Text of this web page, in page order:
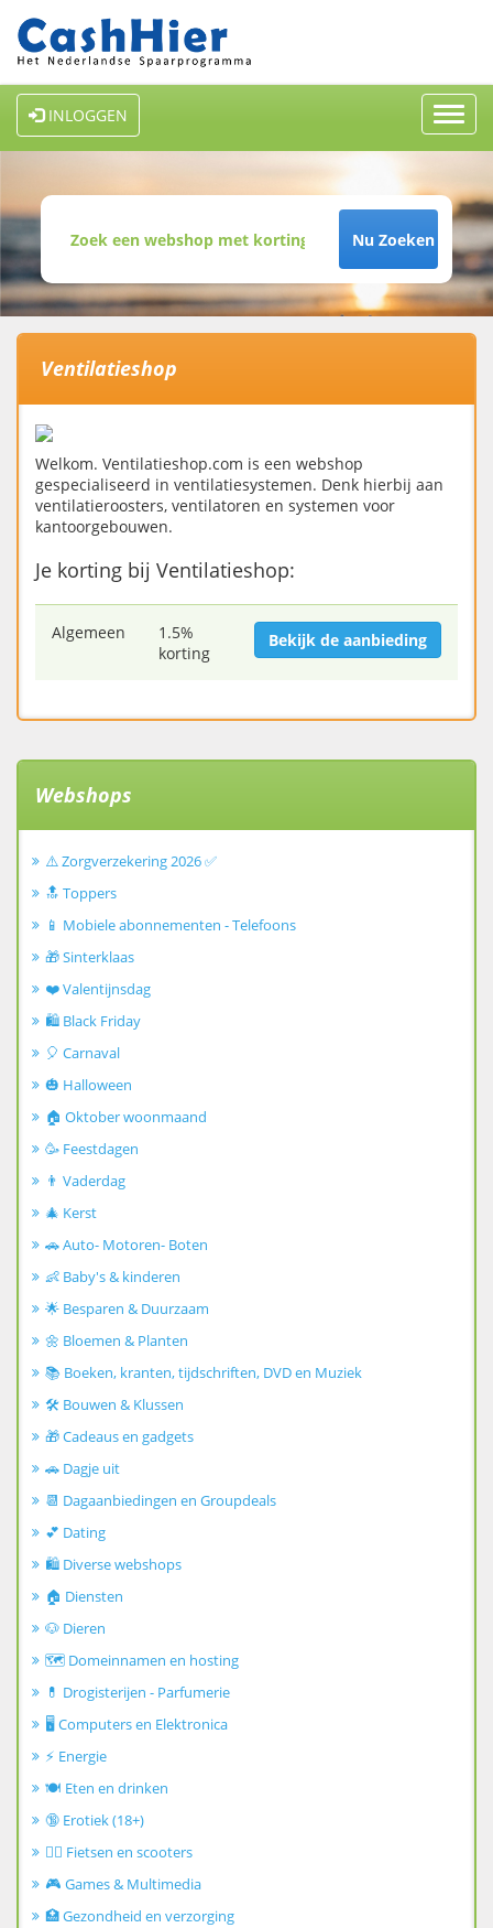
INLOGGEN
Nu Zoeken
Ventilatieshop
Welkom. Ventilatieshop.com is een webshop
gespecialiseerd in ventilatiesystemen. Denk hierbij aan
ventilatieroosters, ventilatoren en systemen voor
kantoorgebouwen.
Je korting bij Ventilatieshop:
Algemeen
1.5%
korting
Bekijk de aanbieding
Webshops
⚠️ Zorgverzekering 2026 ✅
🔝 Toppers
📱 Mobiele abonnementen - Telefoons
🎁 Sinterklaas
❤️ Valentijnsdag
🛍️ Black Friday
🎈 Carnaval
🎃 Halloween
🏠 Oktober woonmaand
🥳 Feestdagen
👨 Vaderdag
🎄 Kerst
🚗 Auto- Motoren- Boten
👶 Baby's & kinderen
🌟 Besparen & Duurzaam
🌼 Bloemen & Planten
📚 Boeken, kranten, tijdschriften, DVD en Muziek
🛠️ Bouwen & Klussen
🎁 Cadeaus en gadgets
🚗 Dagje uit
📆 Dagaanbiedingen en Groupdeals
💕 Dating
🛍️ Diverse webshops
🏠 Diensten
🐶 Dieren
🗺️ Domeinnamen en hosting
💊 Drogisterijen - Parfumerie
🖥️ Computers en Elektronica
⚡ Energie
🍽️ Eten en drinken
🔞 Erotiek (18+)
🚴‍♂️ Fietsen en scooters
🎮 Games & Multimedia
🏥 Gezondheid en verzorging